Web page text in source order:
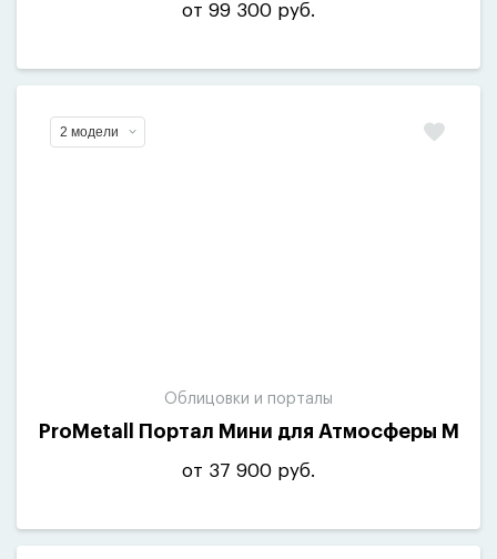
от 99 300 руб.
2 модели
Облицовки и порталы
ProMetall Портал Мини для Атмосферы М
от 37 900 руб.